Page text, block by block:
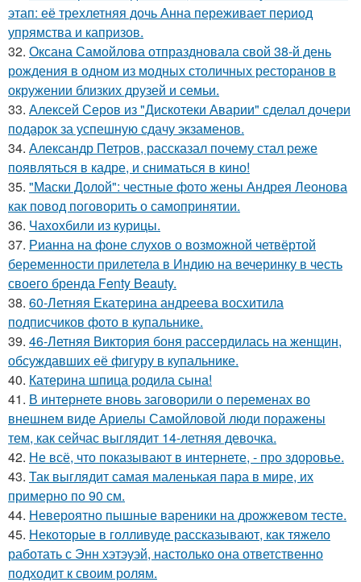
этап: её трехлетняя дочь Анна переживает период
упрямства и капризов.
32. Оксана Самойлова отпраздновала свой 38-й день
рождения в одном из модных столичных ресторанов в
окружении близких друзей и семьи.
33. Алексей Серов из "Дискотеки Аварии" сделал дочери
подарок за успешную сдачу экзаменов.
34. Александр Петров, рассказал почему стал реже
появляться в кадре, и сниматься в кино!
35. "Маски Долой": честные фото жены Андрея Леонова
как повод поговорить о самопринятии.
36. Чахохбили из курицы.
37. Рианна на фоне слухов о возможной четвёртой
беременности прилетела в Индию на вечеринку в честь
своего бренда Fenty Beauty.
38. 60-Летняя Екатерина андреева восхитила
подписчиков фото в купальнике.
39. 46-Летняя Виктория боня рассердилась на женщин,
обсуждавших её фигуру в купальнике.
40. Катерина шпица родила сына!
41. В интернете вновь заговорили о переменах во
внешнем виде Ариелы Самойловой люди поражены
тем, как сейчас выглядит 14-летняя девочка.
42. Не всё, что показывают в интернете, - про здоровье.
43. Так выглядит самая маленькая пара в мире, их
примерно по 90 см.
44. Невероятно пышные вареники на дрожжевом тесте.
45. Некоторые в голливуде рассказывают, как тяжело
работать с Энн хэтэуэй, настолько она ответственно
подходит к своим ролям.